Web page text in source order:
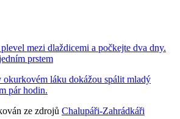
mezi dlaždicemi a počkejte dva dny.
prstem
okurkovém láku dokážou spálit mladý
pár hodin.
ze zdrojů Chalupáři-Zahrádkáři